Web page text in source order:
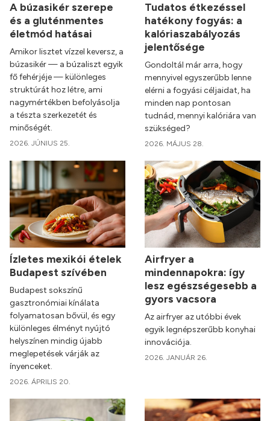
A búzasikér szerepe
és a gluténmentes
életmód hatásai
Amikor lisztet vízzel keversz, a
búzasikér — a búzaliszt egyik
fő fehérjéje — különleges
struktúrát hoz létre, ami
nagymértékben befolyásolja
a tészta szerkezetét és
minőségét.
2026. JÚNIUS 25.
Tudatos étkezéssel
hatékony fogyás: a
kalóriaszabályozás
jelentősége
Gondoltál már arra, hogy
mennyivel egyszerűbb lenne
elérni a fogyási céljaidat, ha
minden nap pontosan
tudnád, mennyi kalóriára van
szükséged?
2026. MÁJUS 28.
Ízletes mexikói ételek
Budapest szívében
Budapest sokszínű
gasztronómiai kínálata
folyamatosan bővül, és egy
különleges élményt nyújtó
helyszínen mindig újabb
meglepetések várják az
ínyenceket.
2026. ÁPRILIS 20.
Airfryer a
mindennapokra: így
lesz egészségesebb a
gyors vacsora
Az airfryer az utóbbi évek
egyik legnépszerűbb konyhai
innovációja.
2026. JANUÁR 26.